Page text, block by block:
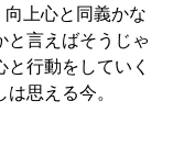
向上心と同義かな
と言えばそうじゃ
行動をしていく
思える今。